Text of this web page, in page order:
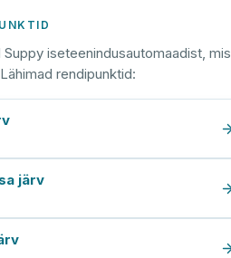
Suppy iseteenindusautomaadist, mis
rendipunktid:
järv